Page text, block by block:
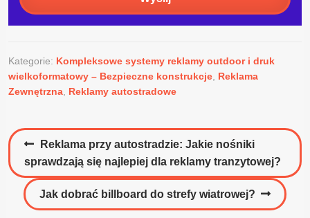
Kategorie: Kompleksowe systemy reklamy outdoor i druk
wielkoformatowy – Bezpieczne konstrukcje Reklama
Zewnętrzna Reklamy autostradowe
Nawigacja
wpisu
Poprzedni
wpis:
Reklama przy autostradzie: Jakie nośniki
sprawdzają się najlepiej dla reklamy tranzytowej?
Następny
wpis:
Jak dobrać billboard do strefy wiatrowej?